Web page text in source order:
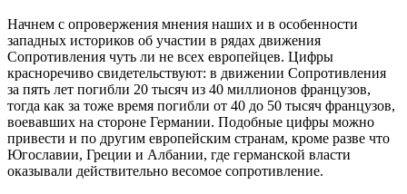
Начнем с опровержения мнения наших и в особенности
западных историков об участии в рядах движения
Сопротивления чуть ли не всех европейцев. Цифры
красноречиво свидетельствуют: в движении Сопротивления
за пять лет погибли 20 тысяч из 40 миллионов французов,
тогда как за тоже время погибли от 40 до 50 тысяч французов,
воевавших на стороне Германии. Подобные цифры можно
привести и по другим европейским странам, кроме разве что
Югославии, Греции и Албании, где германской власти
оказывали действительно весомое сопротивление.